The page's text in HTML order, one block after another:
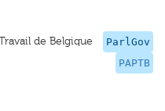
ParlGov
PAPTB
de Belgique